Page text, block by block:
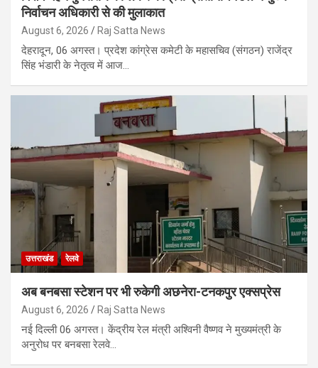
निर्वाचन अधिकारी से की मुलाकात
August 6, 2026 Raj Satta News
देहरादून, 06 अगस्त। प्रदेश कांग्रेस कमेटी के महासचिव (संगठन) राजेंद्र
सिंह भंडारी के नेतृत्व में आज…
उत्तराखंड रेलवे
अब बनबसा स्टेशन पर भी रुकेगी अछनेरा-टनकपुर एक्सप्रेस
August 6, 2026 Raj Satta News
नई दिल्ली 06 अगस्त। केंद्रीय रेल मंत्री अश्विनी वैष्णव ने मुख्यमंत्री के
अनुरोध पर बनबसा रेलवे…